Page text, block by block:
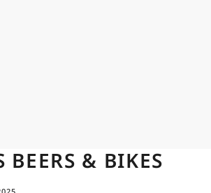
BEERS & BIKES